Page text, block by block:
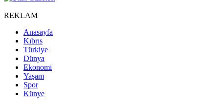
REKLAM
Anasayfa
Kıbrıs
Türkiye
Dünya
Ekonomi
Yaşam
Spor
Künye